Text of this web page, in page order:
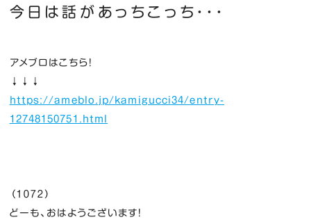
今日は話があっちこっち・・・
アメブロはこちら！
↓↓↓
https://ameblo.jp/kamigucci34/entry-
12748150751.html
（１０７２）
どーも、おはようございます！